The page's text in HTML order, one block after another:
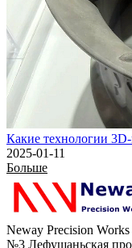
Какие технологии
2025-01-11
Больше
Neway Precision
№3 Лефушаньская